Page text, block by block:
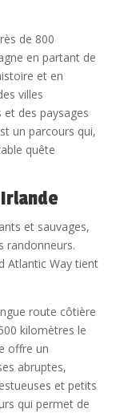
de 800
en partant de
et en
villes
des paysages
un parcours qui,
quête
et sauvages,
randonneurs.
Atlantic Way tient
route côtière
kilomètres le
offre un
abruptes,
et petits
qui permet de